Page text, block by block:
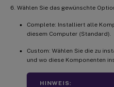
Wählen Sie das gewünschte
Complete: Installiert alle
diesem Computer (Standard).
Custom: Wählen Sie die zu
und wo diese Komponenten
HINWEIS: